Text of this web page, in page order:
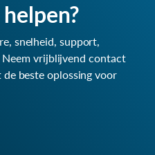
snelheid, support,
Neem vrijblijvend contact
beste oplossing voor